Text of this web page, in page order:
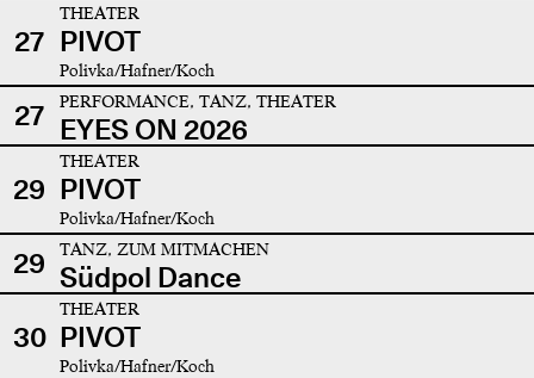
27
THEATER
PIVOT
Polivka/Hafner/Koch
27 PERFORMANCE, TANZ, THEATER
EYES ON 2026
29
THEATER
PIVOT
Polivka/Hafner/Koch
29 TANZ, ZUM MITMACHEN
Südpol Dance
30
THEATER
PIVOT
Polivka/Hafner/Koch